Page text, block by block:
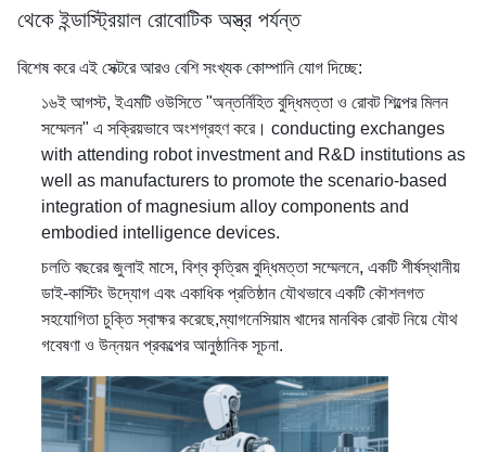
থেকে ইন্ডাস্ট্রিয়াল রোবোটিক অস্ত্র পর্যন্ত
বিশেষ করে এই সেক্টরে আরও বেশি সংখ্যক কোম্পানি যোগ দিচ্ছে:
১৬ই আগস্ট, ইএমটি ওউসিতে "অন্তর্নিহিত বুদ্ধিমত্তা ও রোবট শিল্পের মিলন
সম্মেলন" এ সক্রিয়ভাবে অংশগ্রহণ করে। conducting exchanges
with attending robot investment and R&D institutions as
well as manufacturers to promote the scenario-based
integration of magnesium alloy components and
embodied intelligence devices.
চলতি বছরের জুলাই মাসে, বিশ্ব কৃত্রিম বুদ্ধিমত্তা সম্মেলনে, একটি শীর্ষস্থানীয়
ডাই-কাস্টিং উদ্যোগ এবং একাধিক প্রতিষ্ঠান যৌথভাবে একটি কৌশলগত
সহযোগিতা চুক্তি স্বাক্ষর করেছে,ম্যাগনেসিয়াম খাদের মানবিক রোবট নিয়ে যৌথ
গবেষণা ও উন্নয়ন প্রকল্পের আনুষ্ঠানিক সূচনা.